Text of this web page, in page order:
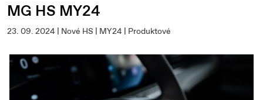
MG HS MY24
23. 09. 2024 | Nové HS | MY24 | Produktové